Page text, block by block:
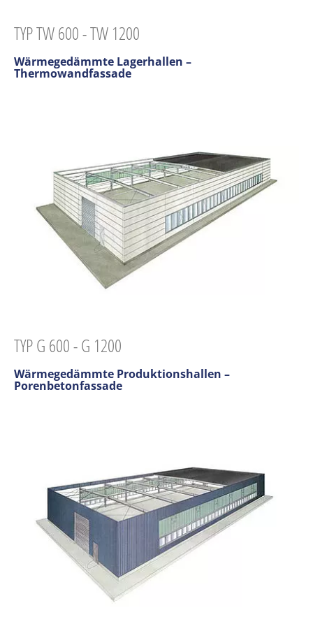
TYP TW 600 - TW 1200
Wärmegedämmte Lagerhallen –
Thermowandfassade
TYP G 600 - G 1200
Wärmegedämmte Produktionshallen –
Porenbetonfassade